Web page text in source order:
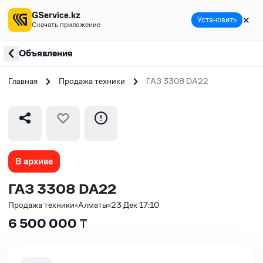
Объявления
Главная Продажа техники ГАЗ 3308 DA22
В архиве
ГАЗ 3308 DA22
Продажа техники Алматы 23 Дек 17:10
6 500 000 ₸
GService.kz
Скачать приложение Установить ✕